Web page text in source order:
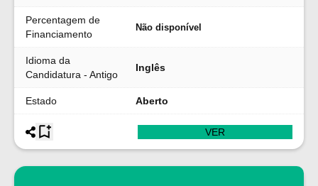
Percentagem de
Financiamento
Não disponível
Idioma da
Candidatura - Antigo
Inglês
Estado Aberto
VER